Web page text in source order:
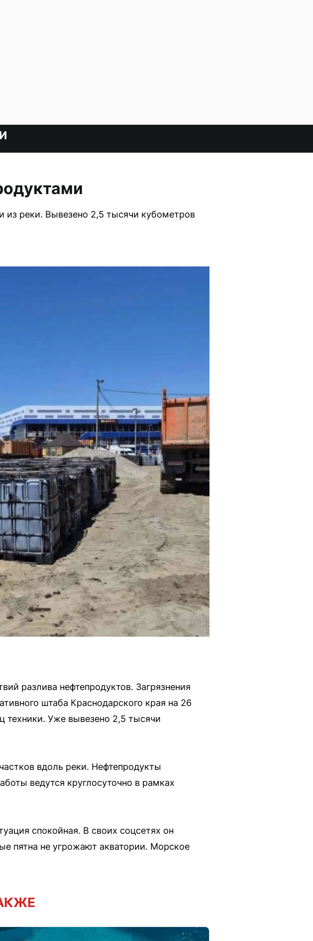
из реки. Вывезено 2,5 тысячи кубометров
разлива нефтепродуктов. Загрязнения
штаба Краснодарского края на 26
техники. Уже вывезено 2,5 тысячи
вдоль реки. Нефтепродукты
ведутся круглосуточно в рамках
спокойная. В своих соцсетях он
пятна не угрожают акватории. Морское